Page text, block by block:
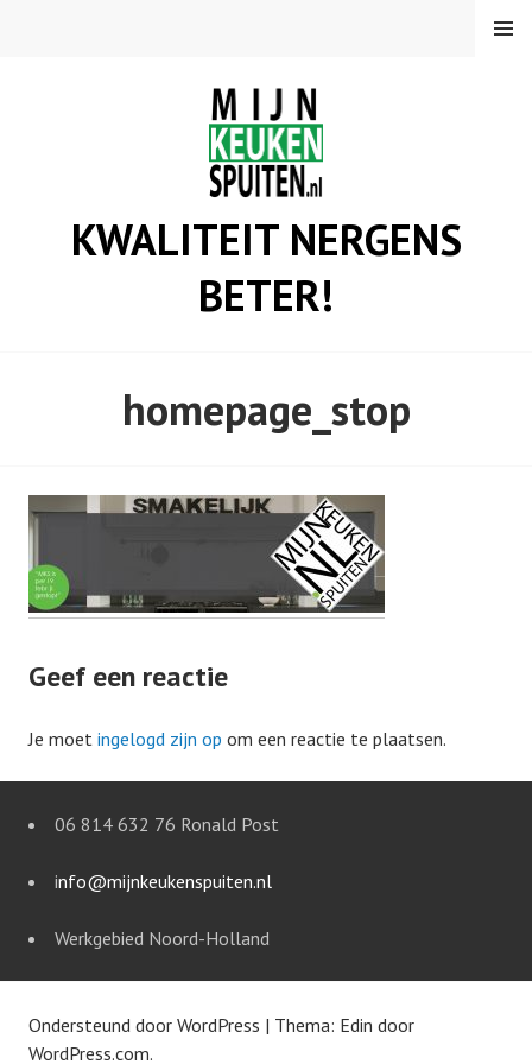
KWALITEIT NERGENS
BETER!
MENU
homepage_stop
Geef een reactie
Je moet ingelogd zijn op om een reactie te plaatsen.
06 814 632 76 Ronald Post
info@mijnkeukenspuiten.nl
Werkgebied Noord-Holland
Ondersteund door WordPress | Thema: Edin door
WordPress.com.